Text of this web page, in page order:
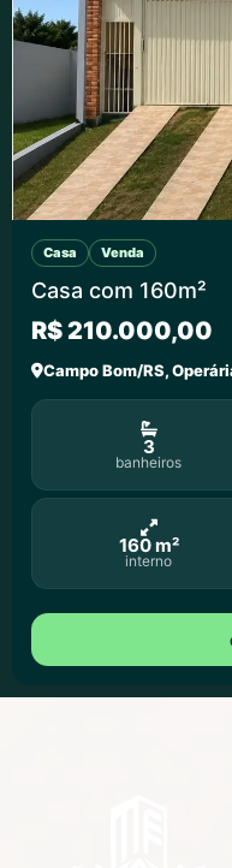
Casa Venda
Casa com 160m²
R$ 210.000,00
Campo Bom/RS,
3
banheiros
160 m²
interno